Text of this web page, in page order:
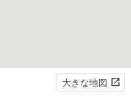
大きな地図